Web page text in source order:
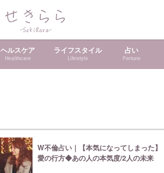
ヘルスケア
Healthcare
ライフスタイル
Lifestyle
占い
Fortune
W不倫占い｜【本気になってしまった】
愛の行方◆あの人の本気度/2人の未来